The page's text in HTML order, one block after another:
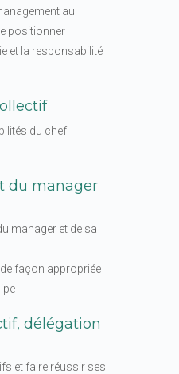
au
positionner
et la responsabilité
du chef
du manager
manager et de sa
façon appropriée
délégation
et faire réussir ses